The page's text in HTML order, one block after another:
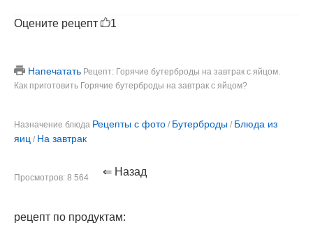
Оцените рецепт 1
Напечатать Рецепт: Горячие бутерброды на завтрак с яйцом.
Как приготовить Горячие бутерброды на завтрак с яйцом?
Назначение блюда Рецепты с фото / Бутерброды / Блюда из
яиц / На завтрак
Просмотров: 8 564 ⇐ Назад
рецепт по продуктам: